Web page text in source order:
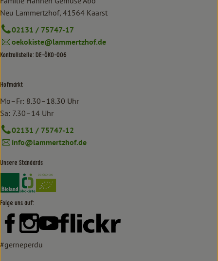
Neu Lammertzhof, 41564 Kaarst
02131 / 75747-17
oekokiste@lammertzhof.de
Kontrollstelle: DE-ÖKO-006
Hofmarkt
Mo–Fr: 8.30–18.30 Uhr
Sa: 7.30–14 Uhr
02131 / 75747-12
info@lammertzhof.de
Unsere Standards
Externer Link zu https://www.bioland.de/verbraucher
Externer Link zu https://www.oekokiste.de/
Folge uns auf:
Externer Link zu https://www.facebook.com/lammertzhof/
Externer Link zu https://www.instagram.com/
Externer Link zu https://www.youtube.com/
Externer Link zu https://
#gerneperdu